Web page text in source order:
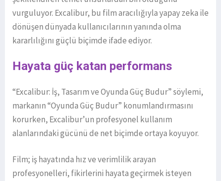
vurguluyor. Excalibur, bu film aracılığıyla yapay zeka ile
dönüşen dünyada kullanıcılarının yanında olma
kararlılığını güçlü biçimde ifade ediyor.
Hayata güç katan performans
“Excalibur: İş, Tasarım ve Oyunda Güç Budur” söylemi,
markanın “Oyunda Güç Budur” konumlandırmasını
korurken, Excalibur’un profesyonel kullanım
alanlarındaki gücünü de net biçimde ortaya koyuyor.
Film; iş hayatında hız ve verimlilik arayan
profesyonelleri, fikirlerini hayata geçirmek isteyen